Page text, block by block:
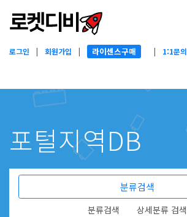
로그인 | 회원가입 | 라이센스구매 | 1:1문의
포털지역DB
분류검색
분류검색 상세분류 검색